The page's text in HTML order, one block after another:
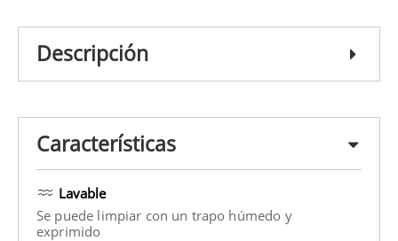
Descripción
Características
Lavable
Se puede limpiar con un trapo húmedo y
exprimido